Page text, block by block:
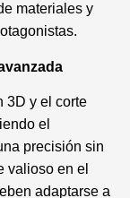
materiales y
3D y el corte
el
precisión sin
valioso en el
adaptarse a